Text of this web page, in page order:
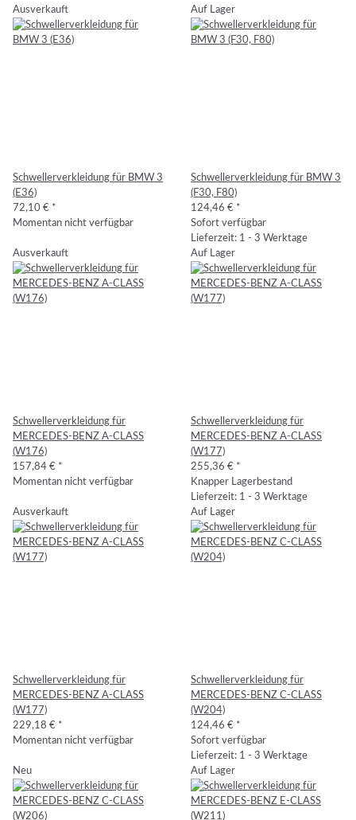
Ausverkauft
Schwellerverkleidung für BMW 3
(E36)
72,10 € *
Momentan nicht verfügbar
Auf Lager
Schwellerverkleidung für BMW 3
(F30, F80)
124,46 € *
Sofort verfügbar
Lieferzeit: 1 - 3 Werktage
Ausverkauft
Schwellerverkleidung für
MERCEDES-BENZ A-CLASS
(W176)
157,84 € *
Momentan nicht verfügbar
Auf Lager
Schwellerverkleidung für
MERCEDES-BENZ A-CLASS
(W177)
255,36 € *
Knapper Lagerbestand
Lieferzeit: 1 - 3 Werktage
Ausverkauft
Schwellerverkleidung für
MERCEDES-BENZ A-CLASS
(W177)
229,18 € *
Momentan nicht verfügbar
Auf Lager
Schwellerverkleidung für
MERCEDES-BENZ C-CLASS
(W204)
124,46 € *
Sofort verfügbar
Lieferzeit: 1 - 3 Werktage
Neu
Auf Lager